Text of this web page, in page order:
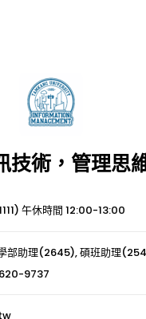
技術，管理思
午休時間 12:00-13:00
部助理(2645), 碩班助理
9737